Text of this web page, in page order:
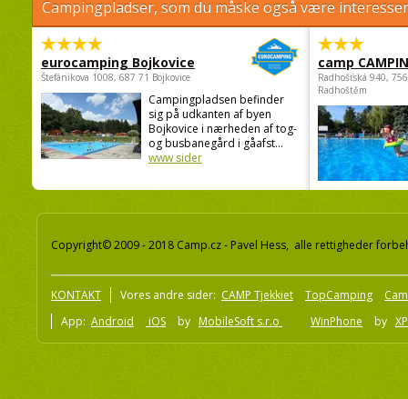
Campingpladser, som du måske også være
eurocamping Bojkovice
Štefánikova 1008, 687 71 Bojkovice
Campingpladsen befinder
sig på udkanten af byen
Bojkovice i nærheden af tog-
og busbanegård i gåafst...
www sider
camp
Radhošťská 940,
Radhoštěm
Copyright© 2009 - 2018 Camp.cz - Pavel Hess, alle rettigheder
KONTAKT Vores andre sider: CAMP Tjekkiet TopCamping
App: Android iOS by MobileSoft s.r.o WinPhone by